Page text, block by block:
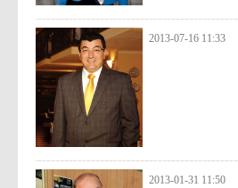
2013-07-16 11:33
2013-01-31 11:50